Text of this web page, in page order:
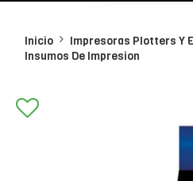
Inicio
Impresoras Plotters Y
Insumos De Impresion